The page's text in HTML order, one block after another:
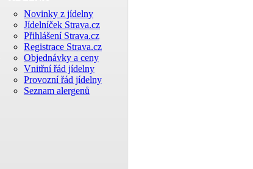
Novinky z jídelny
Jídelníček Strava.cz
Přihlášení Strava.cz
Registrace Strava.cz
Objednávky a ceny
Vnitřní řád jídelny
Provozní řád jídelny
Seznam alergenů